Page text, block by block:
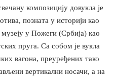
композицију довукла је
позната у историји као
музеју у Пожеги (Србија) као
пруга. Са собом је вукла
вагона, преуређених тако
вертикални носачи, а на